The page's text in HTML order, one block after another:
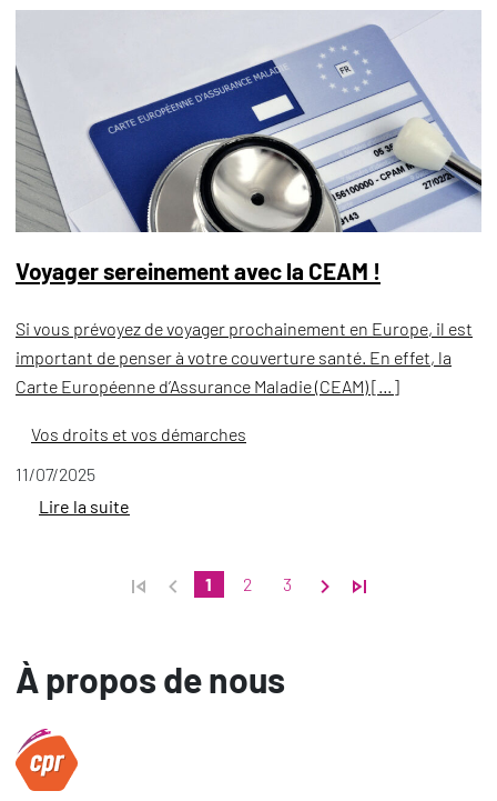
Voyager sereinement avec la CEAM !
Si vous prévoyez de voyager prochainement en Europe, il est
important de penser à votre couverture santé. En effet, la
Carte Européenne d’Assurance Maladie (CEAM) […]
Vos droits et vos démarches
11/07/2025
Lire la suite
Page actuelle
1 Page
2 Page
3
À propos de nous